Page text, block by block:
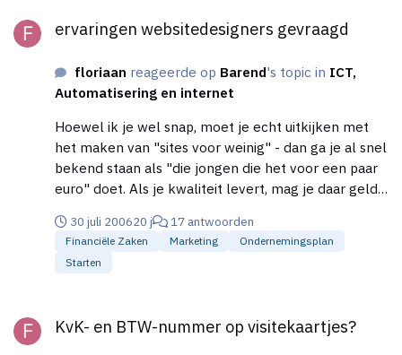
ervaringen websitedesigners gevraagd
floriaan reageerde op Barend's topic in ICT,
Automatisering en internet
Hoewel ik je wel snap, moet je echt uitkijken met
het maken van "sites voor weinig" - dan ga je al snel
bekend staan als "die jongen die het voor een paar
euro" doet. Als je kwaliteit levert, mag je daar geld
zegt. Ik ben ook tegen lage tarieven bezig geweest.
Ik heb een aantal kleine klanten gehad. 1 grote
www.dierenplein.nl maar als je eenmaal bekend
en dat is niet prettig zaken doen! Voor kwaliteit
30 juli 200620 j 17 antwoorden
Financiële Zaken Marketing
Ondernemingsplan
Starten
KvK- en BTW-nummer op visitekaartjes?